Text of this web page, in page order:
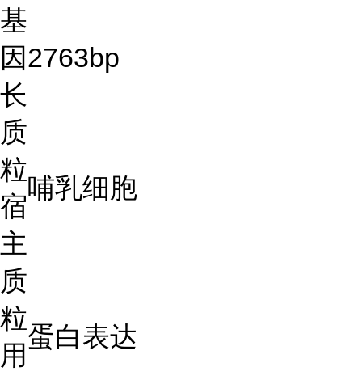
基
因
长
2763bp
质
粒
宿
主
哺乳细胞
质
粒
用
蛋白表达